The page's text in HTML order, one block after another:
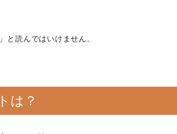
と読んではいけません。
は？